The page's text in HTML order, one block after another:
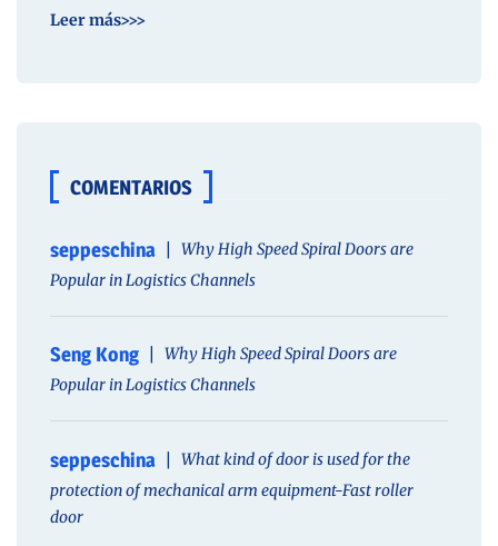
Leer más>>>
COMENTARIOS
seppeschina
Why High Speed Spiral Doors are
Popular in Logistics Channels
Seng Kong
Why High Speed Spiral Doors are
Popular in Logistics Channels
seppeschina
What kind of door is used for the
protection of mechanical arm equipment-Fast roller
door